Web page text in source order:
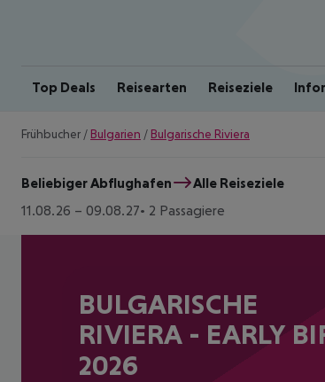
Top Deals Reisearten Reiseziele
Frühbucher / Bulgarien / Bulgarische Riviera
Beliebiger Abflughafen
Alle Reiseziele
11.08.26 – 09.08.27 2 Passagiere
BULGARISCHE
RIVIERA - EARLY
2026